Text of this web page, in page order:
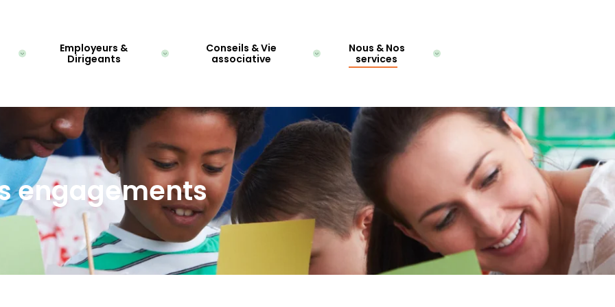
Employeurs &
Dirigeants
Conseils & Vie
associative
Nous & Nos
services
engagements